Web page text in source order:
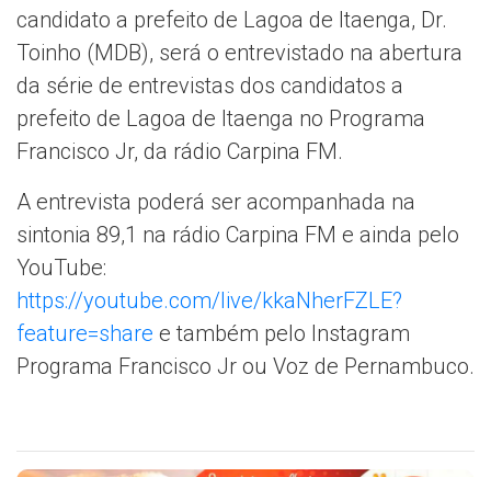
candidato a prefeito de Lagoa de Itaenga, Dr.
Toinho (MDB), será o entrevistado na abertura
da série de entrevistas dos candidatos a
prefeito de Lagoa de Itaenga no Programa
Francisco Jr, da rádio Carpina FM.
A entrevista poderá ser acompanhada na
sintonia 89,1 na rádio Carpina FM e ainda pelo
YouTube:
https://youtube.com/live/kkaNherFZLE?
feature=share e também pelo Instagram
Programa Francisco Jr ou Voz de Pernambuco.